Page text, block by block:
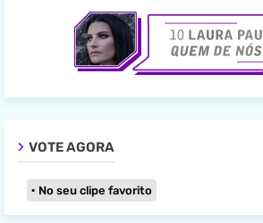
VOTE AGORA
No seu clipe favorito